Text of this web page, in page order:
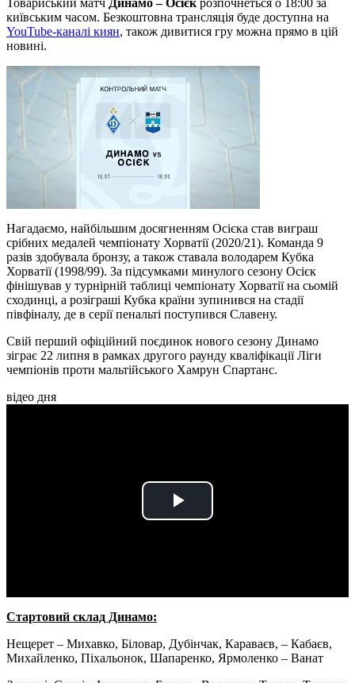
київським часом. Безкоштовна трансляція буде доступна на
YouTube-каналі киян, також дивитися гру можна прямо в цій
новині.
Нагадаємо, найбільшим досягненням Осієка став виграш
срібних медалей чемпіонату Хорватії (2020/21). Команда 9
разів здобувала бронзу, а також ставала володарем Кубка
Хорватії (1998/99). За підсумками минулого сезону Осієк
фінішував у турнірній таблиці чемпіонату Хорватії на сьомій
сходинці, а розіграші Кубка країни зупинився на стадії
півфіналу, де в серії пенальті поступився Славену.
Свій перший офіційний поєдинок нового сезону Динамо
зіграє 22 липня в рамках другого раунду кваліфікації Ліги
чемпіонів проти мальтійського Хамрун Спартанс.
відео дня
Play
Стартовий склад Динамо:
Нещерет – Михавко, Біловар, Дубінчак, Караваєв, – Кабаєв,
Михайленко, Піхальонок, Шапаренко, Ярмоленко – Ванат